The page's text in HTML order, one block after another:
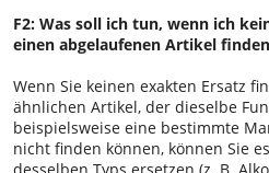
F2: Was soll ich tun, wenn ich
einen abgelaufenen Artikel
Wenn Sie keinen exakten Ersatz
ähnlichen Artikel, der dieselbe
beispielsweise eine bestimmte
nicht finden können, können Sie
desselben Typs ersetzen (z. B.